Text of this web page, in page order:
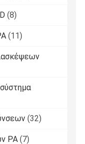
(8)
(11)
(32)
PA (7)